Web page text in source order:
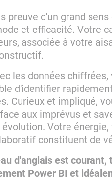
preuve d'un grand
et efficacité. Votre
associée à votre
les données
d'identifier
Curieux et impliqué,
aux imprévus et
Votre
constituent de
d'anglais est
Power BI et